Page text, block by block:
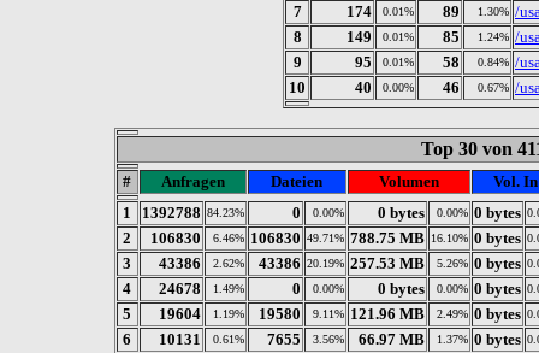
7
174 0.01% 89 1.30% /
8
149 0.01% 85 1.24% /
9
95 0.01% 58 0.84% /
10
40 0.00% 46 0.67% /
Top 30 von
# Anfragen Dateien Volumen
Vol. In
1
1392788 84.23% 0 0.00% 0 bytes 0.00% 0 bytes
2 106830 6.46% 106830 49.71% 788.75 MB 16.10% 0 bytes
3 43386 2.62% 43386 20.19% 257.53 MB 5.26% 0 bytes
4 24678 1.49% 0 0.00% 0 bytes 0.00% 0 bytes
5 19604 1.19% 19580 9.11% 121.96 MB 2.49% 0 bytes
6 10131 0.61% 7655 3.56% 66.97 MB 1.37% 0 bytes